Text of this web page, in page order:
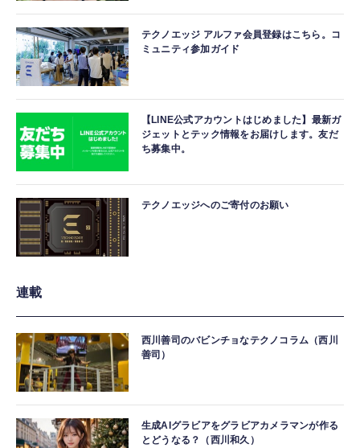
テクノエッジ アルファ会員登録はこちら。コ
ミュニティ参加ガイド
【LINE公式アカウントはじめました】最新ガ
ジェットとテック情報をお届けします。友だ
ち募集中。
テクノエッジへのご寄付のお願い
連載
西川善司のバビンチョなテクノコラム（西川
善司）
生成AIグラビアをグラビアカメラマンが作る
とどうなる？（西川和久）